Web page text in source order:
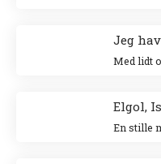
Jeg
Elgol,